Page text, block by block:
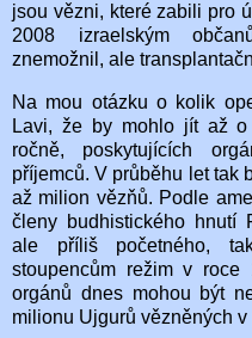
jsou vězni, které zabili pro
2008 izraelským
znemožnil, ale
Na mou otázku o kolik
Lavi, že by mohlo jít až o
ročně, poskytujících
příjemců. V průběhu let tak
až milion vězňů. Podle
členy budhistického hnutí
ale příliš početného,
stoupencům režim v roce
orgánů dnes mohou být
milionu Ujgurů vězněných